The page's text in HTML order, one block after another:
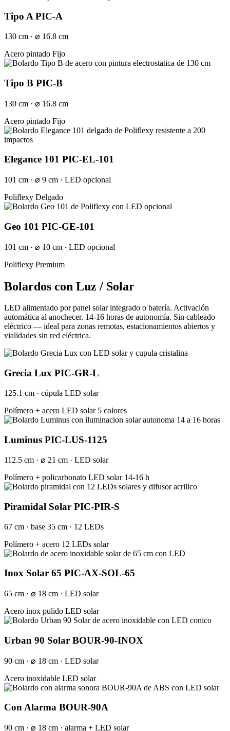
Tipo A PIC-A
130 cm · ⌀ 16.8 cm
Acero pintado Fijo
Tipo B PIC-B
130 cm · ⌀ 16.8 cm
Acero pintado Fijo
Elegance 101 PIC-EL-101
101 cm · ⌀ 9 cm · LED opcional
Poliflexy Delgado
Geo 101 PIC-GE-101
101 cm · ⌀ 10 cm · LED opcional
Poliflexy Premium
Bolardos con Luz / Solar
LED alimentado por panel solar integrado o batería. Activación
automática al anochecer. 14-16 horas de autonomía. Sin cableado
eléctrico — ideal para zonas remotas, estacionamientos abiertos y
vialidades sin red eléctrica.
Grecia Lux PIC-GR-L
125.1 cm · cúpula LED solar
Polímero + acero LED solar 5 colores
Luminus PIC-LUS-1125
112.5 cm · ⌀ 21 cm · LED solar
Polímero + policarbonato LED solar 14-16 h
Piramidal Solar PIC-PIR-S
67 cm · base 35 cm · 12 LEDs
Polímero + acero 12 LEDs solar
Inox Solar 65 PIC-AX-SOL-65
65 cm · ⌀ 18 cm · LED solar
Acero inox pulido LED solar
Urban 90 Solar BOUR-90-INOX
90 cm · ⌀ 18 cm · LED solar
Acero inoxidable LED solar
Con Alarma BOUR-90A
90 cm · ⌀ 18 cm · alarma + LED solar